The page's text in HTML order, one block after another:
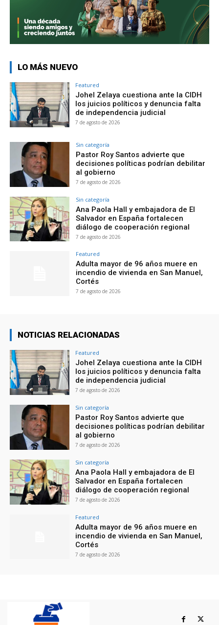
LO MÁS NUEVO
Featured
Johel Zelaya cuestiona ante la CIDH
los juicios políticos y denuncia falta
de independencia judicial
7 de agosto de 2026
Sin categoría
Pastor Roy Santos advierte que
decisiones políticas podrían debilitar
al gobierno
7 de agosto de 2026
Sin categoría
Ana Paola Hall y embajadora de El
Salvador en España fortalecen
diálogo de cooperación regional
7 de agosto de 2026
Featured
Adulta mayor de 96 años muere en
incendio de vivienda en San Manuel,
Cortés
7 de agosto de 2026
NOTICIAS RELACIONADAS
Featured
Johel Zelaya cuestiona ante la CIDH
los juicios políticos y denuncia falta
de independencia judicial
7 de agosto de 2026
Sin categoría
Pastor Roy Santos advierte que
decisiones políticas podrían debilitar
al gobierno
7 de agosto de 2026
Sin categoría
Ana Paola Hall y embajadora de El
Salvador en España fortalecen
diálogo de cooperación regional
7 de agosto de 2026
Featured
Adulta mayor de 96 años muere en
incendio de vivienda en San Manuel,
Cortés
7 de agosto de 2026